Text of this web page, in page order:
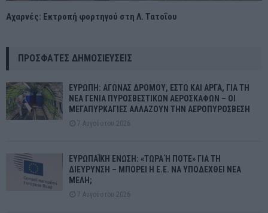
Αχαρνές: Εκτροπή φορτηγού στη Λ. Τατοΐου
ΠΡΌΣΦΑΤΕΣ ΔΗΜΟΣΙΕΎΣΕΙΣ
ΕΥΡΩΠΗ: ΑΓΩΝΑΣ ΔΡΟΜΟΥ, ΕΣΤΩ ΚΑΙ ΑΡΓΑ, ΓΙΑ ΤΗ
ΝΕΑ ΓΕΝΙΑ ΠΥΡΟΣΒΕΣΤΙΚΩΝ ΑΕΡΟΣΚΑΦΩΝ – ΟΙ
ΜΕΓΑΠΥΡΚΑΓΙΕΣ ΑΛΛΑΖΟΥΝ ΤΗΝ ΑΕΡΟΠΥΡΟΣΒΕΣΗ
7 Αυγούστου 2026
ΕΥΡΩΠΑΪΚΗ ΕΝΩΣΗ: «ΤΩΡΑ Ή ΠΟΤΕ» ΓΙΑ ΤΗ
ΔΙΕΥΡΥΝΣΗ – ΜΠΟΡΕΙ Η Ε.Ε. ΝΑ ΥΠΟΔΕΧΘΕΙ ΝΕΑ
ΜΕΛΗ;
7 Αυγούστου 2026